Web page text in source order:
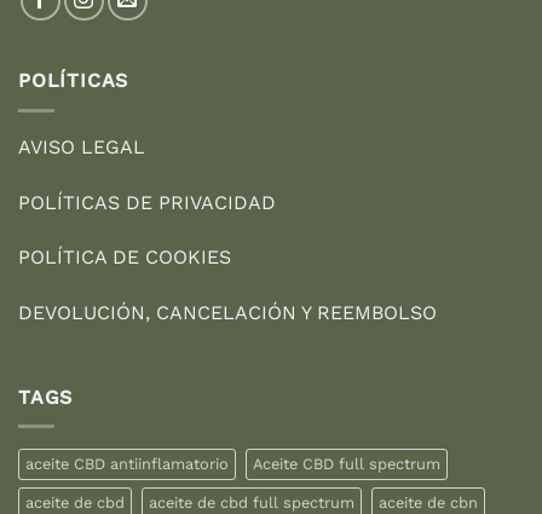
POLÍTICAS
AVISO LEGAL
POLÍTICAS DE PRIVACIDAD
POLÍTICA DE COOKIES
DEVOLUCIÓN, CANCELACIÓN Y REEMBOLSO
TAGS
aceite CBD antiinflamatorio Aceite CBD full spectrum
aceite de cbd aceite de cbd full spectrum aceite de cbn